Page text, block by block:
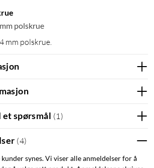
polskrue
mm polskrue.
spørsmål (1)
(4)
synes. Vi viser alle anmeldelser for å